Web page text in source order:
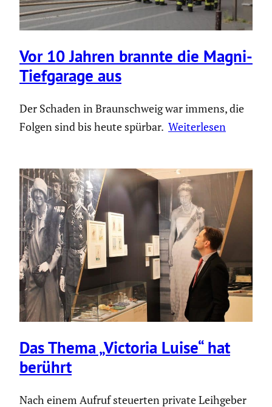
Vor 10 Jahren brannte die Magni-
Tiefga­rage aus
Der Schaden in Braunschweig war immens, die
Folgen sind bis heute spürbar. Weiterlesen
Das Thema „Victoria Luise“ hat
berührt
Nach einem Aufruf steuerten private Leihgeber